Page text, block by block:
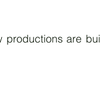
are